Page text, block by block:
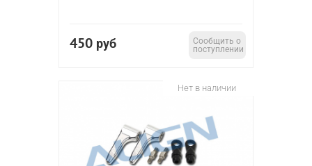
450 руб
Сообщить о
поступлении
Нет в наличии